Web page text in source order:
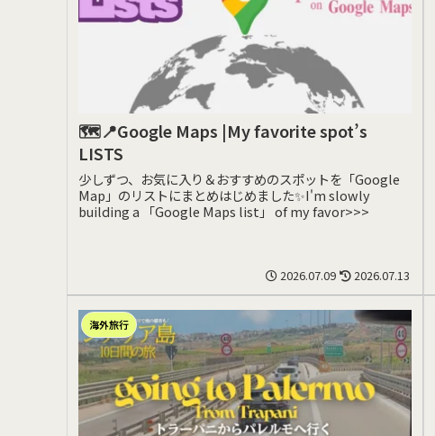
🗺️📍Google Maps |My favorite spot’s
LISTS
少しずつ、お気に入り＆おすすめのスポットを「Google
Map」のリストにまとめはじめました✨I'm slowly
building a 「Google Maps list」 of my favor>>>
2026.07.09 2026.07.13
海外旅行